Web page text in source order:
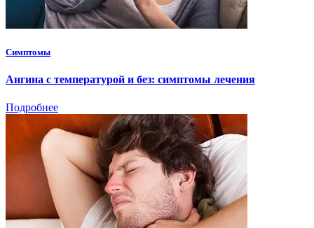
Симптомы
Ангина с температурой и без: симптомы лечения
Подробнее